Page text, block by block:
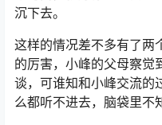
沉下去。
这样的情况差不多有了两
的厉害，小峰的父母察觉
谈，可谁知和小峰交流的
么都听不进去，脑袋里不